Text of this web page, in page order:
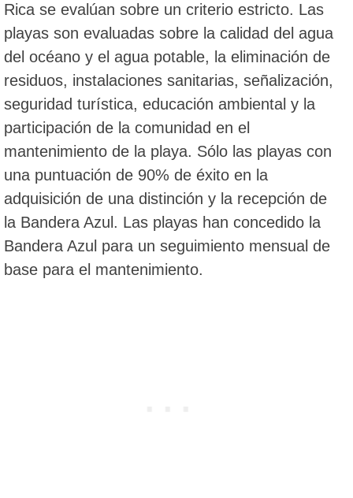
Rica se evalúan sobre un criterio estricto. Las
playas son evaluadas sobre la calidad del agua
del océano y el agua potable, la eliminación de
residuos, instalaciones sanitarias, señalización,
seguridad turística, educación ambiental y la
participación de la comunidad en el
mantenimiento de la playa. Sólo las playas con
una puntuación de 90% de éxito en la
adquisición de una distinción y la recepción de
la Bandera Azul. Las playas han concedido la
Bandera Azul para un seguimiento mensual de
base para el mantenimiento.